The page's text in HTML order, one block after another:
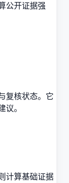
公开证据强
复核状态。它
。
计算基础证据